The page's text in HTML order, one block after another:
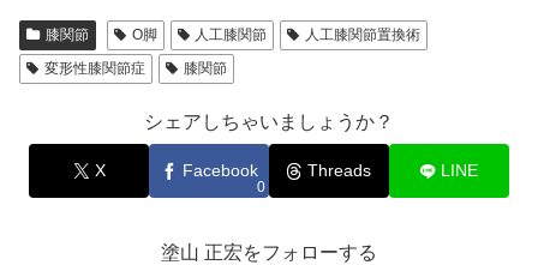
膝関節 O脚 人工膝関節
人工膝関節置換術
変形性膝関節症
膝関節
シェアしちゃいましょうか？
X Facebook
0
Threads LINE
塗山 正宏をフォローする